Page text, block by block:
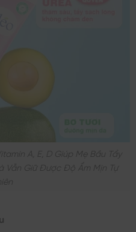
A, E, D Giúp Mẹ Bầu Tẩy
Vẫn Giữ Được Độ Ẩm Mịn Tự